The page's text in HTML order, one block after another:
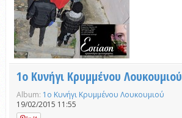
1ο Κυνήγι Κρυμμένου Λουκουμιού
Album: 1ο Κυνήγι Κρυμμένου Λουκουμιού
19/02/2015 11:55